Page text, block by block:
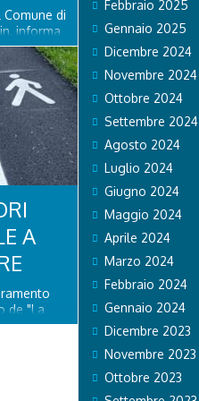
Comune di
informa
riaperto
8
A
de "La
di
della
Febbraio 2025
Gennaio 2025
Dicembre 2024
Novembre 2024
Ottobre 2024
Settembre 2024
Agosto 2024
Luglio 2024
Giugno 2024
Maggio 2024
Aprile 2024
Marzo 2024
Febbraio 2024
Gennaio 2024
Dicembre 2023
Novembre 2023
Ottobre 2023